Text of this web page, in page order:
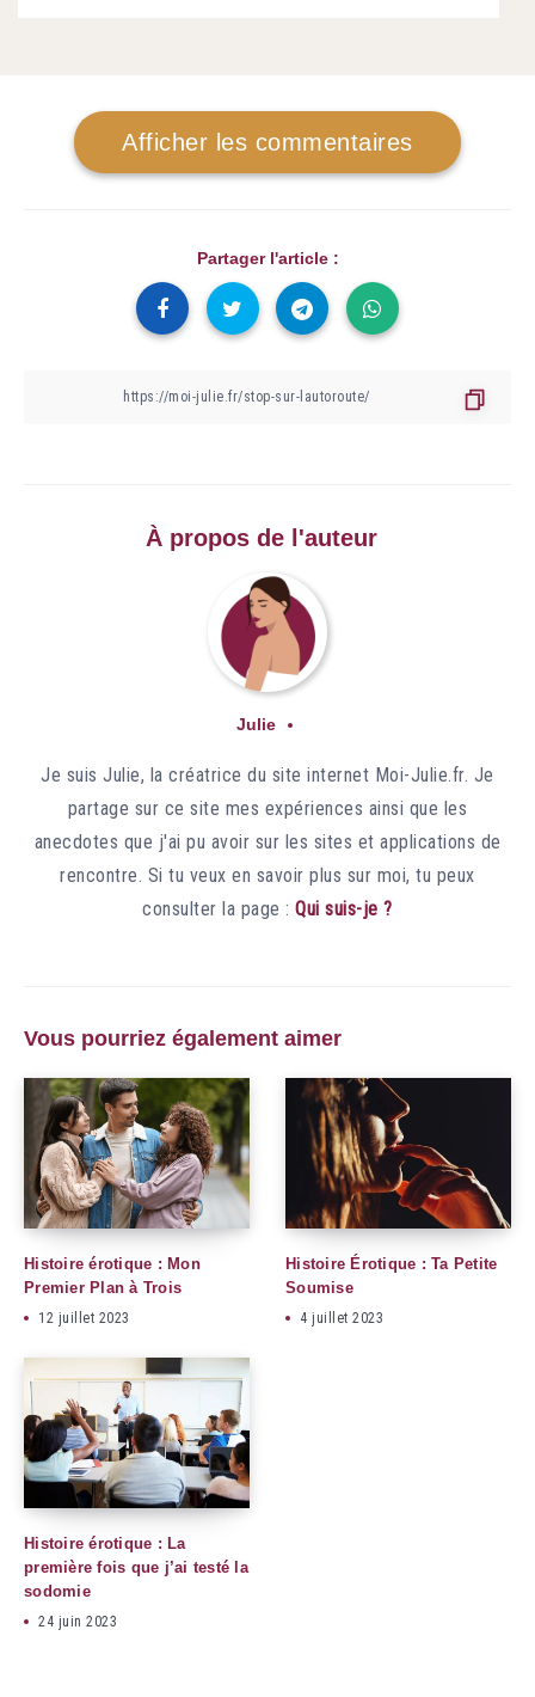
Afficher les commentaires
Partager l'article :
À propos de l'auteur
Julie
Je suis Julie, la créatrice du site internet Moi-Julie.fr. Je
partage sur ce site mes expériences ainsi que les
anecdotes que j'ai pu avoir sur les sites et applications de
rencontre. Si tu veux en savoir plus sur moi, tu peux
consulter la page :Qui suis-je ?
Vous pourriez également aimer
Histoire érotique : Mon
Premier Plan à Trois
12 juillet 2023
Histoire Érotique : Ta Petite
Soumise
4 juillet 2023
Histoire érotique : La
première fois que j’ai testé la
sodomie
24 juin 2023